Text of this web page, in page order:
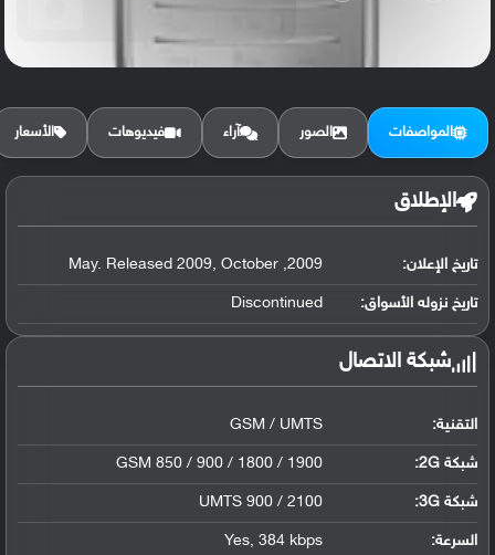
المواصفات الصور آراء فيديوهات الأسعار
الإطلاق
تاريخ الإعلان: 2009, May. Released 2009, October
تاريخ نزوله الأسواق: Discontinued
شبكة الاتصال
التقنية: GSM / UMTS
شبكة 2G: GSM 850 / 900 / 1800 / 1900
شبكة 3G :
UMTS 900 / 2100
السرعة: Yes, 384 kbps